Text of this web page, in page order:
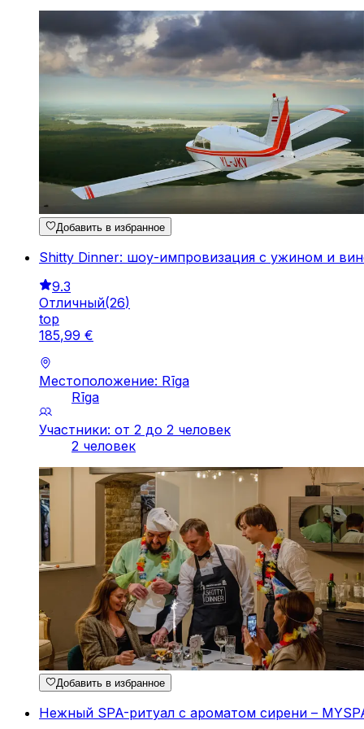
Добавить в избранное
Shitty Dinner: шоу-импровизация с ужином и
9.3
Отличный(26)
top
185,99 €
Местоположение: Rīga
Rīga
Участники: от 2 до 2 человек
2 человек
Добавить в избранное
Нежный SPA-ритуал с ароматом сирени –